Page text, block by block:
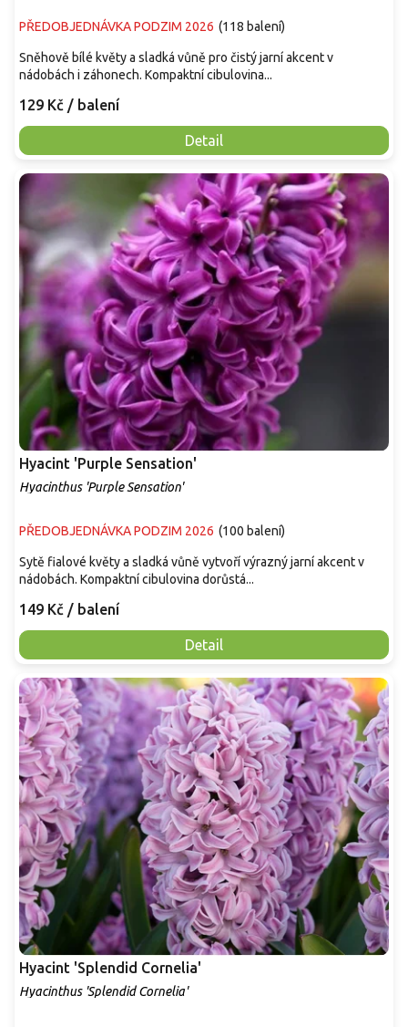
PŘEDOBJEDNÁVKA PODZIM 2026 (118 balení)
129 Kč / balení
Detail
Sněhově bílé květy a sladká vůně pro čistý jarní akcent v
nádobách i záhonech. Kompaktní cibulovina...
Hyacint 'Purple Sensation'
Hyacinthus 'Purple Sensation'
PŘEDOBJEDNÁVKA PODZIM 2026 (100 balení)
149 Kč / balení
Detail
Sytě fialové květy a sladká vůně vytvoří výrazný jarní akcent v
nádobách. Kompaktní cibulovina dorůstá...
Hyacint 'Splendid Cornelia'
Hyacinthus 'Splendid Cornelia'